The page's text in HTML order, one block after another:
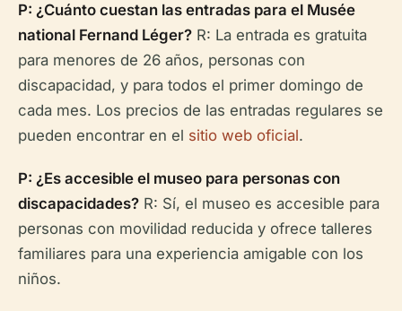
P: ¿Cuánto cuestan las entradas para el Musée
national Fernand Léger? R: La entrada es gratuita
para menores de 26 años, personas con
discapacidad, y para todos el primer domingo de
cada mes. Los precios de las entradas regulares se
pueden encontrar en el sitio web oficial.
P: ¿Es accesible el museo para personas con
discapacidades? R: Sí, el museo es accesible para
personas con movilidad reducida y ofrece talleres
familiares para una experiencia amigable con los
niños.